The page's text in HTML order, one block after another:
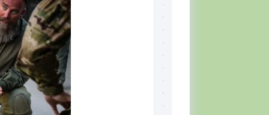
Skill
Set,
por
Tiger
McKee
El
Momento
del
Combatiente